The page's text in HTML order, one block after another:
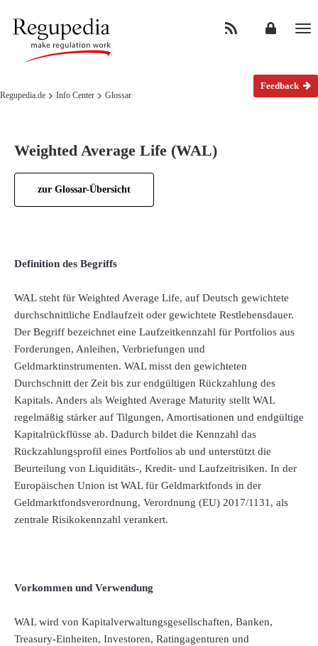
Regupedia.de Info Center Glossar
Feedback
Weighted Average Life (WAL)
zur Glossar-Übersicht
Definition des Begriffs
WAL steht für Weighted Average Life, auf Deutsch gewichtete
durchschnittliche Endlaufzeit oder gewichtete Restlebensdauer.
Der Begriff bezeichnet eine Laufzeitkennzahl für Portfolios aus
Forderungen, Anleihen, Verbriefungen und
Geldmarktinstrumenten. WAL misst den gewichteten
Durchschnitt der Zeit bis zur endgültigen Rückzahlung des
Kapitals. Anders als Weighted Average Maturity stellt WAL
regelmäßig stärker auf Tilgungen, Amortisationen und endgültige
Kapitalrückflüsse ab. Dadurch bildet die Kennzahl das
Rückzahlungsprofil eines Portfolios ab und unterstützt die
Beurteilung von Liquiditäts-, Kredit- und Laufzeitrisiken. In der
Europäischen Union ist WAL für Geldmarktfonds in der
Geldmarktfondsverordnung, Verordnung (EU) 2017/1131, als
zentrale Risikokennzahl verankert.
Vorkommen und Verwendung
WAL wird von Kapitalverwaltungsgesellschaften, Banken,
Treasury-Einheiten, Investoren, Ratingagenturen und